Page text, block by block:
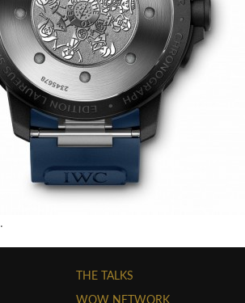
THE TALKS
WOW NETWORK